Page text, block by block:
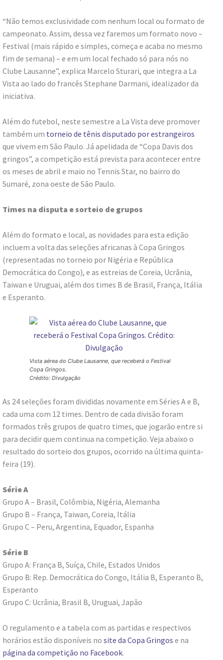
“Não temos exclusividade com nenhum local ou formato de
campeonato. Assim, dessa vez faremos um formato novo –
Festival (mais rápido e simples, começa e acaba no mesmo
fim de semana) – e em um local fechado só para nós no
Clube Lausanne”, explica Marcelo Sturari, que integra a La
Vista ao lado do francês Stephane Darmani, idealizador da
iniciativa.
Além do futebol, neste semestre a La Vista deve promover
também um torneio de tênis disputado por estrangeiros
que vivem em São Paulo. Já apelidada de “Copa Davis dos
gringos”, a competição está prevista para acontecer entre
os meses de abril e maio no Tennis Star, no bairro do
Sumaré, zona oeste de São Paulo.
Times na disputa e sorteio de grupos
Além do formato e local, as novidades para esta edição
incluem a volta das seleções africanas à Copa Gringos
(representadas no torneio por Nigéria e República
Democrática do Congo), e as estreias de Coreia, Ucrânia,
Taiwan e Uruguai, além dos times B de Brasil, França, Itália
e Esperanto.
Vista aérea do Clube Lausanne, que receberá o Festival
Copa Gringos.
Crédito: Divulgação
As 24 seleções foram divididas novamente em Séries A e B,
cada uma com 12 times. Dentro de cada divisão foram
formados três grupos de quatro times, que jogarão entre si
para decidir quem continua na competição. Veja abaixo o
resultado do sorteio dos grupos, ocorrido na última quinta-
feira (19).
Série A
Grupo A – Brasil, Colômbia, Nigéria, Alemanha
Grupo B – França, Taiwan, Coreia, Itália
Grupo C – Peru, Argentina, Equador, Espanha
Série B
Grupo A: França B, Suíça, Chile, Estados Unidos
Grupo B: Rep. Democrática do Congo, Itália B, Esperanto B,
Esperanto
Grupo C: Ucrânia, Brasil B, Uruguai, Japão
O regulamento e a tabela com as partidas e respectivos
horários estão disponíveis no site da Copa Gringos e na
página da competição no Facebook.